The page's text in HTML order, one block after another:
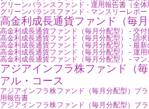
グリーンバランスファンド - 運用報告書（全体
グリーンバランスファンド - マンスリーレポー
高金利成長通貨ファンド（毎月
高金利成長通貨ファンド（毎月分配型） - 交
高金利成長通貨ファンド（毎月分配型） - 請
高金利成長通貨ファンド（毎月分配型） - 最
高金利成長通貨ファンド（毎月分配型） - 運
高金利成長通貨ファンド（毎月分配型） - マン
アジアインフラ株ファンド（
アル・コース
アジアインフラ株ファンド（毎月分配型）ブ
用報告書
アジアインフラ株ファンド（毎月分配型）ブ